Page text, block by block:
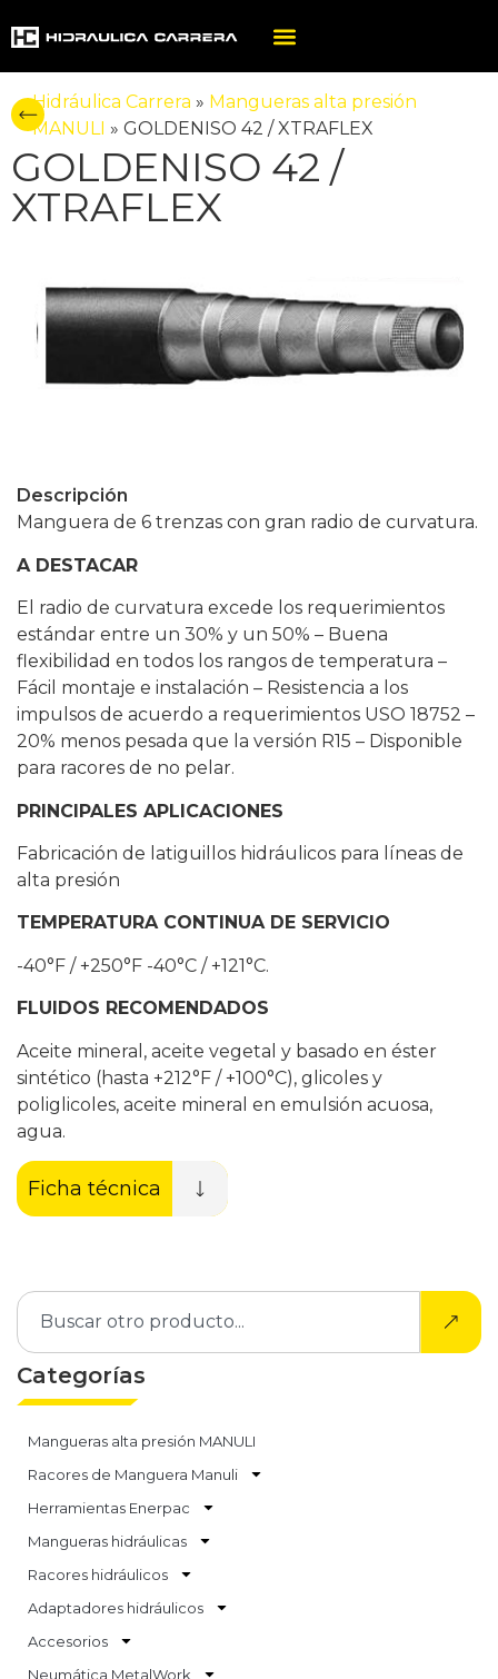
Hidráulica Carrera » Mangueras alta presión
MANULI » GOLDENISO 42 / XTRAFLEX
GOLDENISO 42 /
XTRAFLEX
Descripción
Manguera de 6 trenzas con gran radio de curvatura.
A DESTACAR
El radio de curvatura excede los requerimientos
estándar entre un 30% y un 50% – Buena
flexibilidad en todos los rangos de temperatura –
Fácil montaje e instalación – Resistencia a los
impulsos de acuerdo a requerimientos USO 18752 –
20% menos pesada que la versión R15 – Disponible
para racores de no pelar.
PRINCIPALES APLICACIONES
Fabricación de latiguillos hidráulicos para líneas de
alta presión
TEMPERATURA CONTINUA DE SERVICIO
-40°F / +250°F -40°C / +121°C.
FLUIDOS RECOMENDADOS
Aceite mineral, aceite vegetal y basado en éster
sintético (hasta +212°F / +100°C), glicoles y
poliglicoles, aceite mineral en emulsión acuosa,
agua.
Ficha técnica
Categorías
Mangueras alta presión MANULI
Racores de Manguera Manuli
Herramientas Enerpac
Mangueras hidráulicas
Racores hidráulicos
Adaptadores hidráulicos
Accesorios
Neumática MetalWork